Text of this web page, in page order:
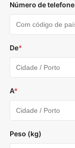
Número de telefone
De*
A*
Peso (kg)